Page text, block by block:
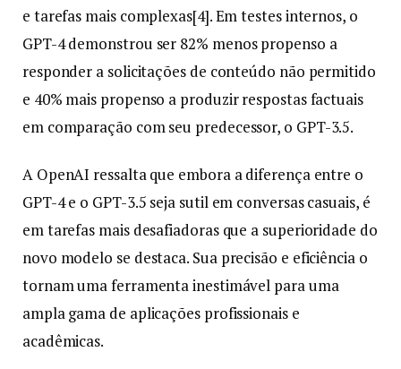
e tarefas mais complexas[4]. Em testes internos, o
GPT-4 demonstrou ser 82% menos propenso a
responder a solicitações de conteúdo não permitido
e 40% mais propenso a produzir respostas factuais
em comparação com seu predecessor, o GPT-3.5.
A OpenAI ressalta que embora a diferença entre o
GPT-4 e o GPT-3.5 seja sutil em conversas casuais, é
em tarefas mais desafiadoras que a superioridade do
novo modelo se destaca. Sua precisão e eficiência o
tornam uma ferramenta inestimável para uma
ampla gama de aplicações profissionais e
acadêmicas.